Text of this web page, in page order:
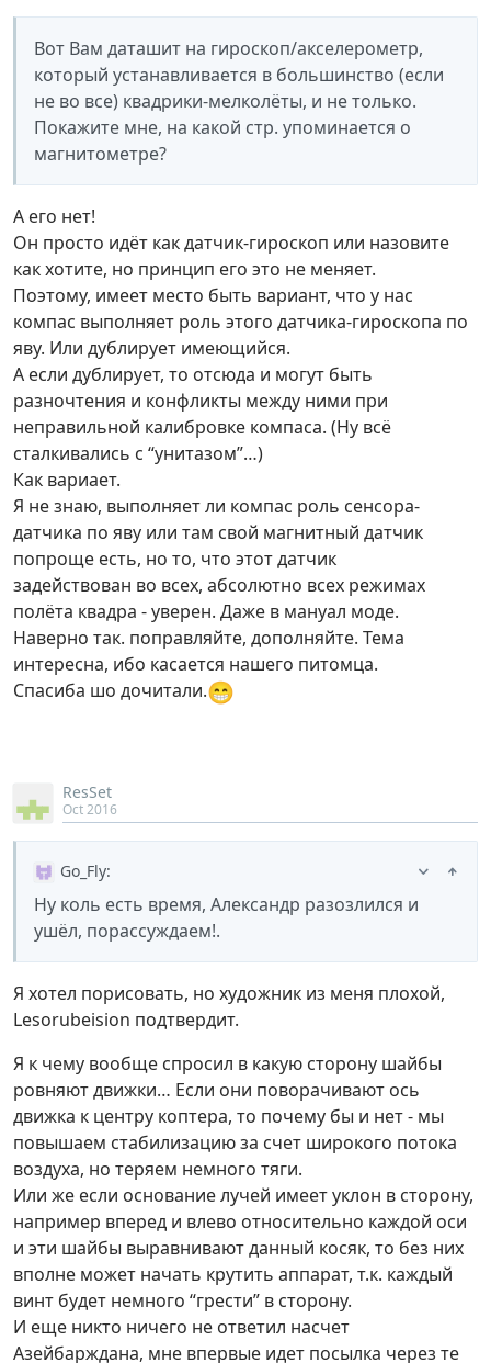
Вот Вам даташит на гироскоп/акселерометр,
который устанавливается в большинство (если
не во все) квадрики-мелколёты, и не только.
Покажите мне, на какой стр. упоминается о
магнитометре?
А его нет!
Он просто идёт как датчик-гироскоп или назовите
как хотите, но принцип его это не меняет.
Поэтому, имеет место быть вариант, что у нас
компас выполняет роль этогo датчика-гироскопа по
яву. Или дублирует имеющийся.
А если дублирует, то отсюда и могут быть
разночтения и конфликты между ними при
неправильной калибровке компаса. (Ну всё
сталкивались с “унитазом”…)
Как вариает.
Я не знаю, выполняет ли компас роль сенсора-
датчика по яву или там свой магнитный датчик
попроще есть, но то, что этот датчик
задействован во всех, абсолютно всех режимах
полёта квадра - уверен. Даже в мануал моде.
Наверно так. поправляйте, дополняйте. Тема
интересна, ибо касается нашего питомца.
Спасиба шо дочитали.😁
ResSet
Oct 2016
Go_Fly:
Ну коль есть время, Александр разозлился и
ушёл, порассуждаем!.
Я хотел порисовать, но художник из меня плохой,
Lesorubeision подтвердит.
Я к чему вообще спросил в какую сторону шайбы
ровняют движки… Если они поворачивают ось
движка к центру коптера, то почему бы и нет - мы
повышаем стабилизацию за счет широкого потока
воздуха, но теряем немного тяги.
Или же если основание лучей имеет уклон в сторону,
например вперед и влево относительно каждой оси
и эти шайбы выравнивают данный косяк, то без них
вполне может начать крутить аппарат, т.к. каждый
винт будет немного “грести” в сторону.
И еще никто ничего не ответил насчет
Азейбарждана, мне впервые идет посылка через те